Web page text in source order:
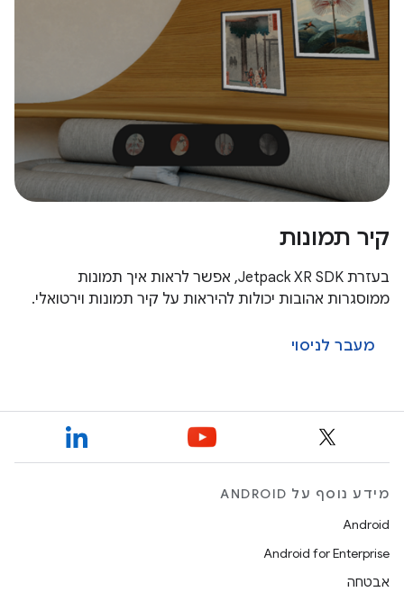
קיר תמונות
בעזרת Jetpack XR SDK, אפשר לראות איך תמונות
ממוסגרות אהובות יכולות להיראות על קיר תמונות וירטואלי.
מעבר לניסוי
מידע נוסף על ANDROID
Android
Android for Enterprise
אבטחה